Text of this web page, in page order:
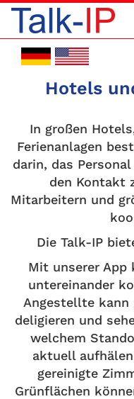
Hotels
In großen
Ferienanlagen
darin, das
den Kontakt
Mitarbeitern und
Die Talk-IP
Mit unserer App
untereinander
Angestellte kann
deligieren und
welchem
aktuell
gereinigte
Grünflächen